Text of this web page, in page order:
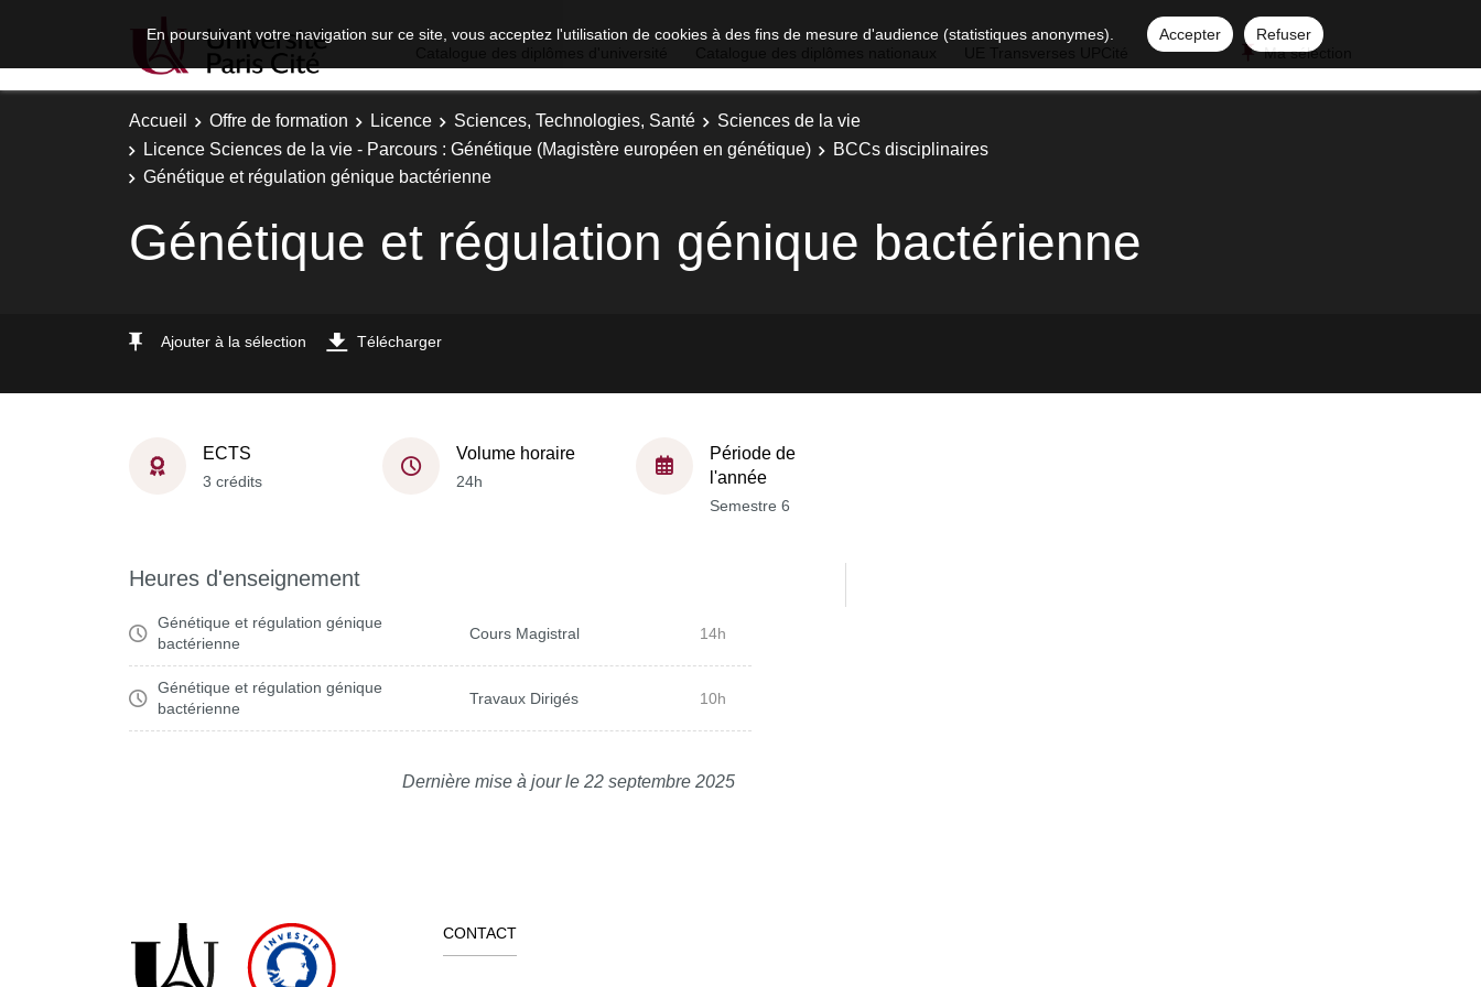
En poursuivant votre navigation sur ce site, vous acceptez l'utilisation de cookies à des fins de mesure d'audience (statistiques anonymes). Accepter
Refuser
Ma sélection
Accueil Offre de formation Licence Sciences, Technologies, Santé
Sciences de la vie
Licence Sciences de la vie - Parcours : Génétique (Magistère européen en génétique)
BCCs disciplinaires
Génétique et régulation génique bactérienne
Génétique et régulation génique bactérienne
Ajouter à la sélection Télécharger
ECTS
3 crédits
Volume horaire
24h
Période de
l'année
Semestre 6
Heures d'enseignement
Génétique et régulation génique
bactérienne
Cours Magistral 14h
Génétique et régulation génique
bactérienne
Travaux Dirigés 10h
Dernière mise à jour le 22 septembre 2025
CONTACT